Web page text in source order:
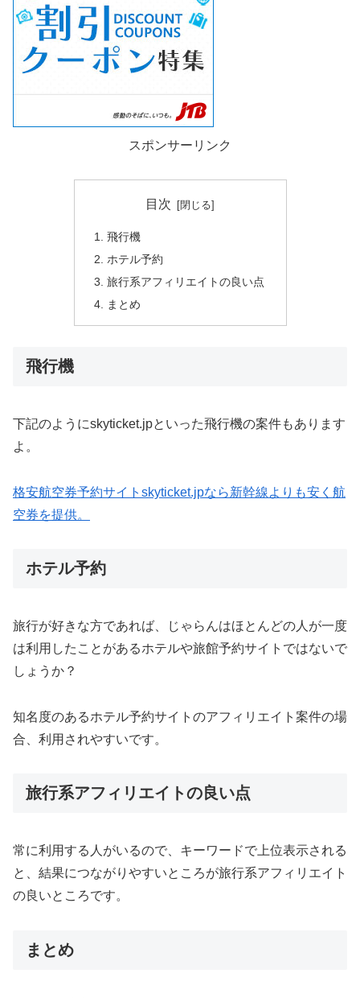
スポンサーリンク
目次
飛行機
ホテル予約
旅行系アフィリエイトの良い点
まとめ
飛行機
下記のようにskyticket.jpといった飛行機の案件もあります
よ。
格安航空券予約サイトskyticket.jpなら新幹線よりも安く航
空券を提供。
ホテル予約
旅行が好きな方であれば、じゃらんはほとんどの人が一度
は利用したことがあるホテルや旅館予約サイトではないで
しょうか？
知名度のあるホテル予約サイトのアフィリエイト案件の場
合、利用されやすいです。
旅行系アフィリエイトの良い点
常に利用する人がいるので、キーワードで上位表示される
と、結果につながりやすいところが旅行系アフィリエイト
の良いところです。
まとめ